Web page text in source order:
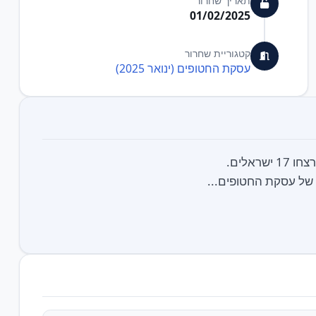
01/02/2025
קטגוריית שחרור
עסקת החטופים (ינואר 2025)